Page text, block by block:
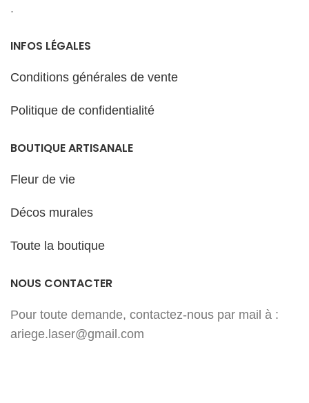
.
INFOS LÉGALES
Conditions générales de vente
Politique de confidentialité
BOUTIQUE ARTISANALE
Fleur de vie
Décos murales
Toute la boutique
NOUS CONTACTER
Pour toute demande, contactez-nous par mail à :
ariege.laser@gmail.com